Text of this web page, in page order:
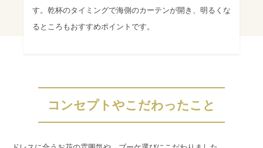
す。乾杯のタイミングで海側のカーテンが開き、明るくな
るところもおすすめポイントです。
コンセプトやこだわったこと